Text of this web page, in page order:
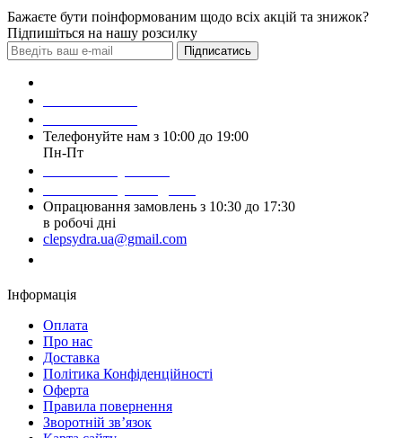
Бажаєте бути поінформованим щодо всіх акцій та знижок?
Підпишіться на нашу розсилку
Підписатись
Телефонуйте нам з 10:00 до 19:00
Пн-Пт
Опрацювання замовлень з 10:30 до 17:30
в робочі дні
clepsydra.ua@gmail.com
Інформація
Оплата
Про нас
Доставка
Політика Конфіденційності
Оферта
Правила повернення
Зворотній зв’язок